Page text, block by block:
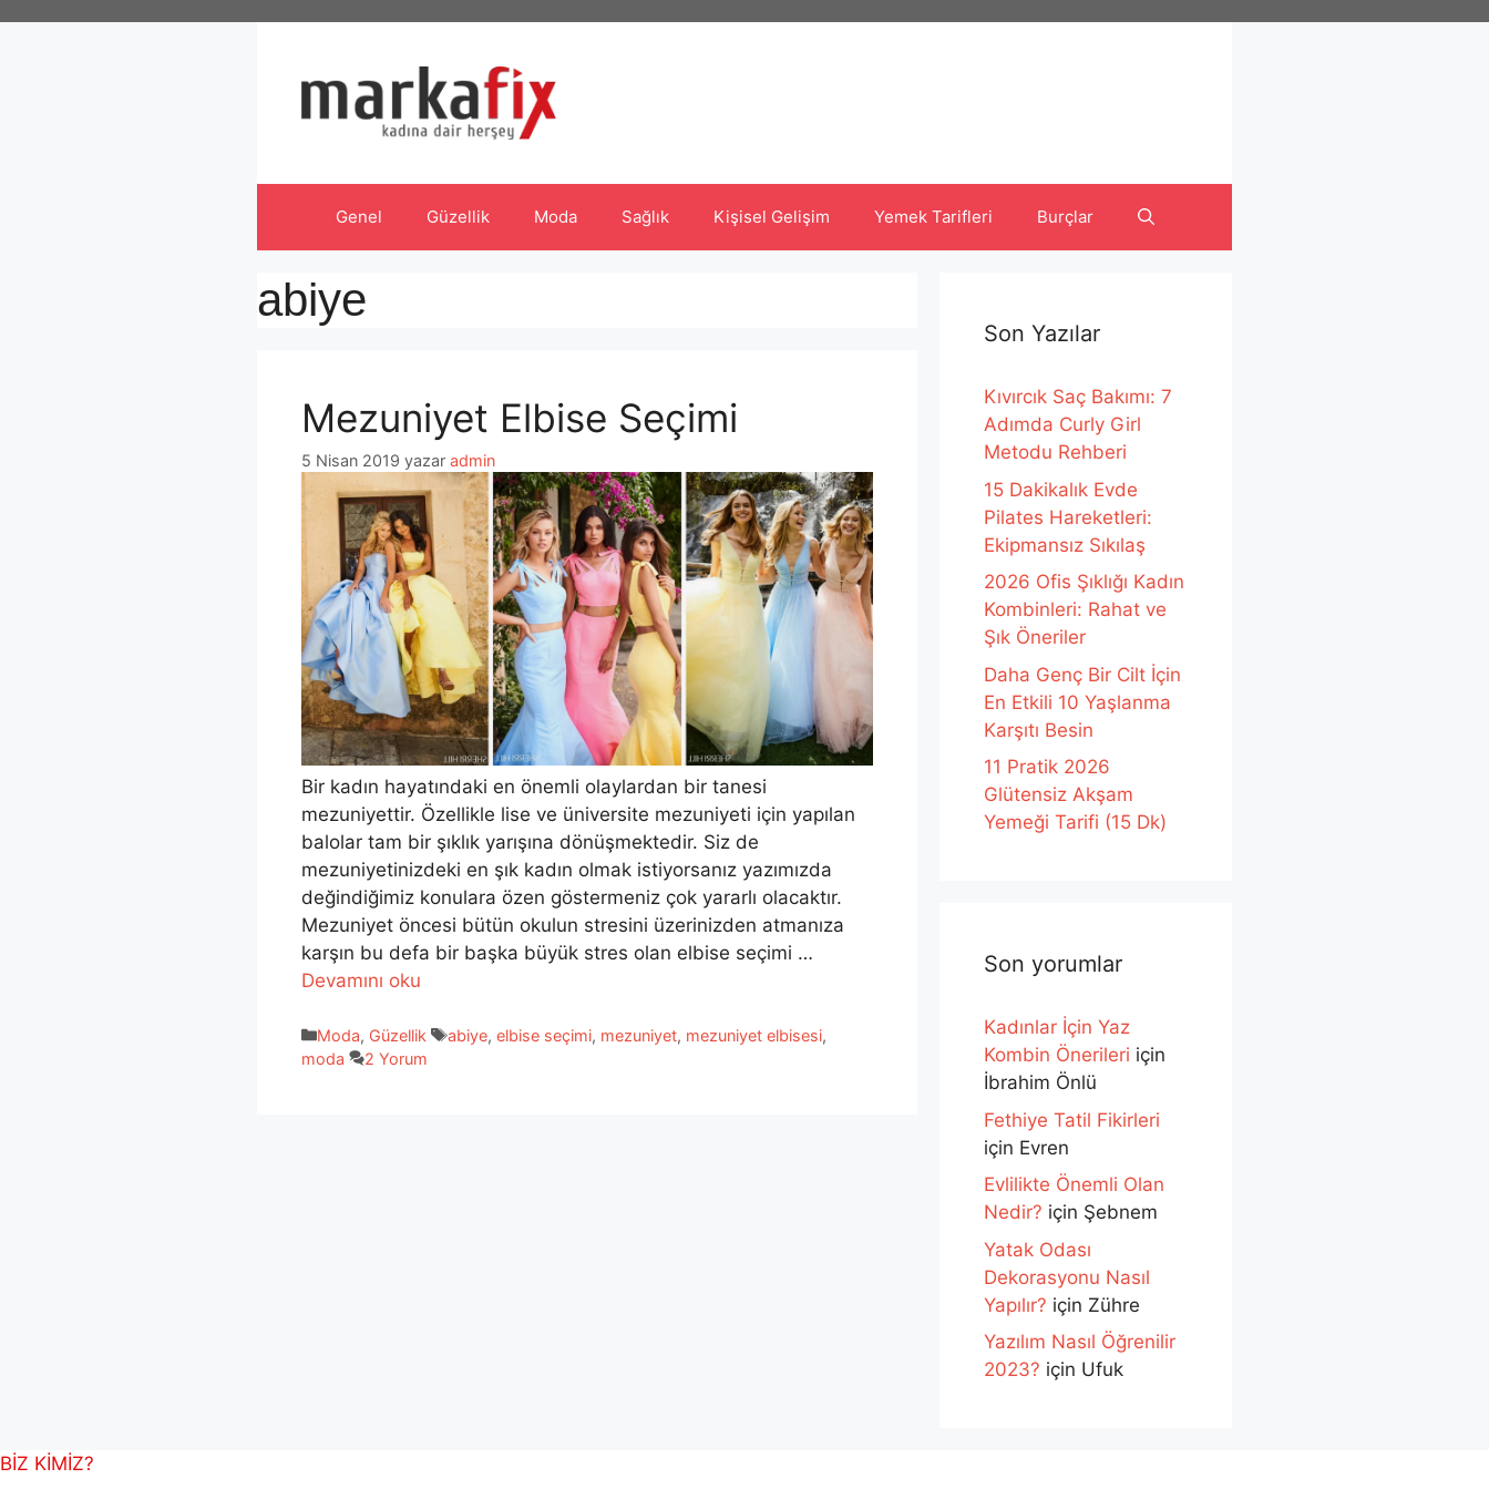
Genel Güzellik Moda Sağlık Kişisel Gelişim Yemek Tarifleri Burçlar
abiye
Mezuniyet Elbise Seçimi
5 Nisan 2019 yazar admin
Bir kadın hayatındaki en önemli olaylardan bir tanesi
mezuniyettir. Özellikle lise ve üniversite mezuniyeti için yapılan
balolar tam bir şıklık yarışına dönüşmektedir. Siz de
mezuniyetinizdeki en şık kadın olmak istiyorsanız yazımızda
değindiğimiz konulara özen göstermeniz çok yararlı olacaktır.
Mezuniyet öncesi bütün okulun stresini üzerinizden atmanıza
karşın bu defa bir başka büyük stres olan elbise seçimi …
Devamını oku
Kategoriler
Moda, Güzellik Etiketler
abiye, elbise seçimi, mezuniyet, mezuniyet elbisesi,
moda
2 Yorum
Son Yazılar
Kıvırcık Saç Bakımı: 7
Adımda Curly Girl
Metodu Rehberi
15 Dakikalık Evde
Pilates Hareketleri:
Ekipmansız Sıkılaş
2026 Ofis Şıklığı Kadın
Kombinleri: Rahat ve
Şık Öneriler
Daha Genç Bir Cilt İçin
En Etkili 10 Yaşlanma
Karşıtı Besin
11 Pratik 2026
Glütensiz Akşam
Yemeği Tarifi (15 Dk)
Son yorumlar
Kadınlar İçin Yaz
Kombin Önerileri için
İbrahim Önlü
Fethiye Tatil Fikirleri
için Evren
Evlilikte Önemli Olan
Nedir? için Şebnem
Yatak Odası
Dekorasyonu Nasıl
Yapılır? için Zühre
Yazılım Nasıl Öğrenilir
2023? için Ufuk
BİZ KİMİZ?